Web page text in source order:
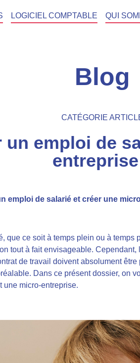
LOGICIEL COMPTABLE QUI
Blog
CATÉGORIE
un emploi de
emploi de salarié et créer une
que ce soit à temps plein ou à temps
tout à fait envisageable.
de travail doivent absolument
Dans ce présent dossier, on
une micro-entreprise.